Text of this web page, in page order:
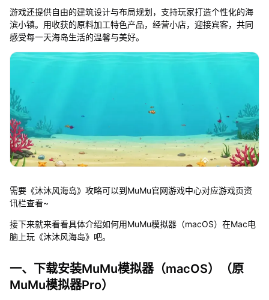
游戏还提供自由的建筑设计与布局规划，支持玩家打造个性化的海
滨小镇。用收获的原料加工特色产品，经营小店，迎接宾客，共同
感受每一天海岛生活的温馨与美好。
需要《沐沐风海岛》攻略可以到MuMu官网游戏中心对应游戏页资
讯栏查看~
接下来就来看看具体介绍如何用MuMu模拟器（macOS）在Mac电
脑上玩《沐沐风海岛》吧。
一、下载安装MuMu模拟器（macOS）（原
MuMu模拟器Pro）